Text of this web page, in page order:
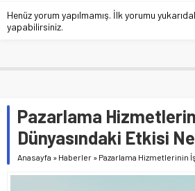
Henüz yorum yapılmamış. İlk yorumu
yapabilirsiniz.
Pazarlama
Dünyasındaki Etkisi
Anasayfa » Haberler » Pazarlama Hizmetlerinin